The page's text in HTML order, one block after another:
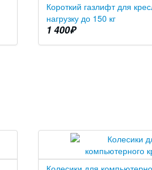
Короткий газлифт для
нагрузку до 150 кг
1 400₽